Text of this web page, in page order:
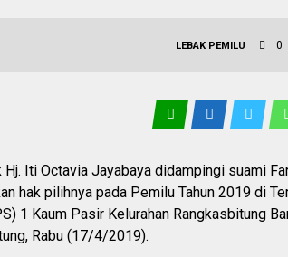
LEBAK PEMILU 0
Hj. Iti Octavia Jayabaya didampingi suami
hak pilihnya pada Pemilu Tahun 2019 di
1 Kaum Pasir Kelurahan Rangkasbitung
Rabu (17/4/2019).